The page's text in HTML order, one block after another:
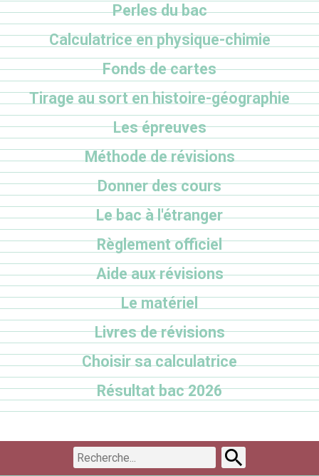
Perles du bac
Calculatrice en physique-chimie
Fonds de cartes
Tirage au sort en histoire-géographie
Les épreuves
Méthode de révisions
Donner des cours
Le bac à l'étranger
Règlement officiel
Aide aux révisions
Le matériel
Livres de révisions
Choisir sa calculatrice
Résultat bac 2026